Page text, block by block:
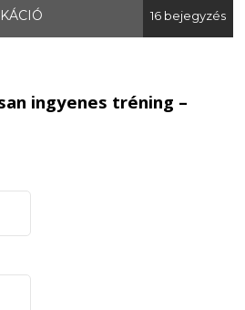
16 bejegyzés
ingyenes tréning –